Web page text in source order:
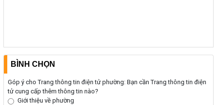
BÌNH CHỌN
Góp ý cho Trang thông tin điện tử phường: Bạn cần Trang thông tin điện
tử cung cấp thêm thông tin nào?
Giới thiệu về phường
Vương và bà Nguyễn Thị Liễu đang sử dụng đất tại phường Buôn
Hồ, tỉnh Đắk Lắk